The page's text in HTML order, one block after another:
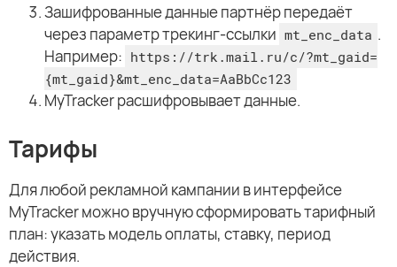
Зашифрованные данные партнёр передаёт
через параметр трекинг-ссылки mt_enc_data .
Например: https://trk.mail.ru/c/?mt_gaid=
{mt_gaid}&mt_enc_data=AaBbCc123
MyTracker расшифровывает данные.
Тарифы
Для любой рекламной кампании в интерфейсе
MyTracker можно вручную сформировать тарифный
план: указать модель оплаты, ставку, период
действия.